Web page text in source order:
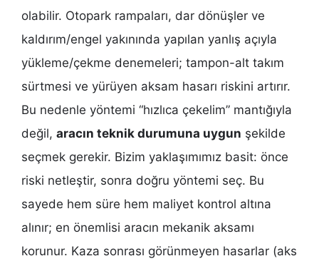
olabilir. Otopark rampaları, dar dönüşler ve
kaldırım/engel yakınında yapılan yanlış açıyla
yükleme/çekme denemeleri; tampon-alt takım
sürtmesi ve yürüyen aksam hasarı riskini artırır.
Bu nedenle yöntemi “hızlıca çekelim” mantığıyla
değil, aracın teknik durumuna uygun şekilde
seçmek gerekir. Bizim yaklaşımımız basit: önce
riski netleştir, sonra doğru yöntemi seç. Bu
sayede hem süre hem maliyet kontrol altına
alınır; en önemlisi aracın mekanik aksamı
korunur. Kaza sonrası görünmeyen hasarlar (aks